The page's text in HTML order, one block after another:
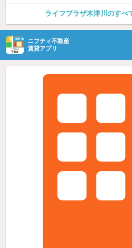
ライフプラザ木津川のすべ
ニフティ不動産
賃貸アプリ